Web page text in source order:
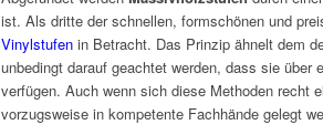
ist. Als dritte der schnellen, formschönen und
Vinylstufen in Betracht. Das Prinzip ähnelt dem
unbedingt darauf geachtet werden, dass sie über
verfügen. Auch wenn sich diese Methoden recht
vorzugsweise in kompetente Fachhände gelegt